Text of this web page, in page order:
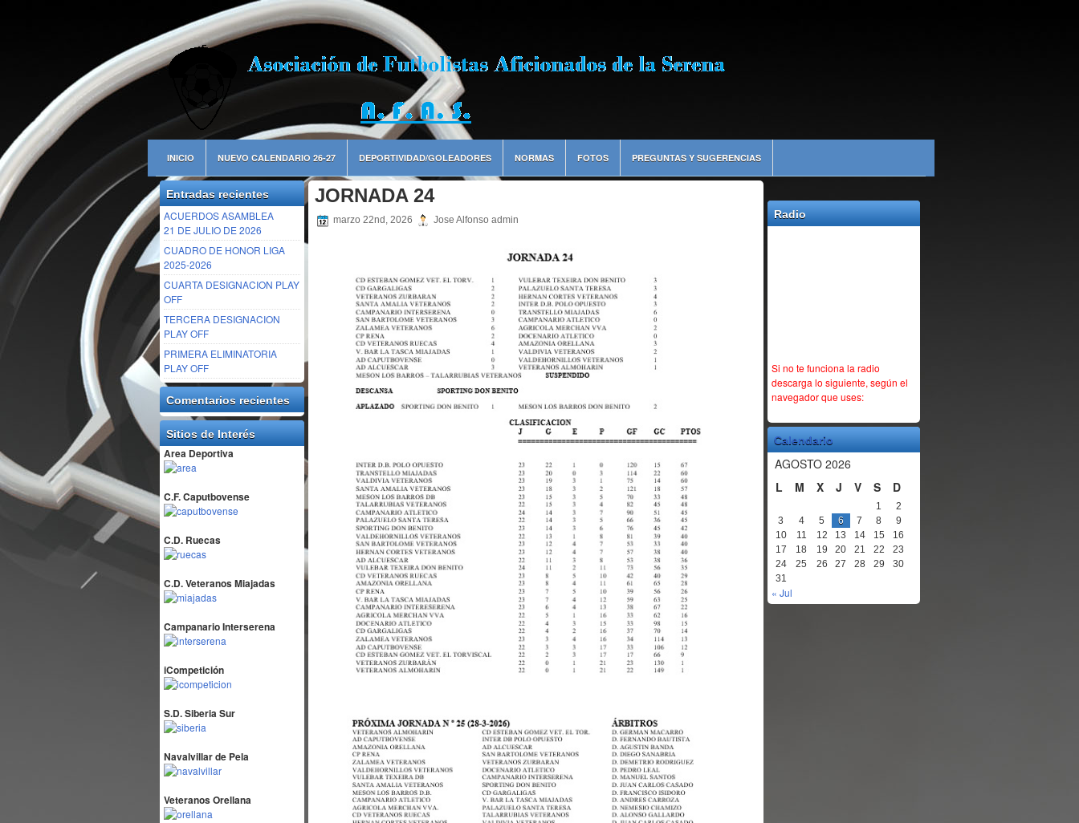
INICIO NUEVO CALENDARIO 26-27 DEPORTIVIDAD/GOLEADORES NORMAS FOTOS PREGUNTAS Y SUGERENCIAS
Entradas recientes
ACUERDOS ASAMBLEA
21 DE JULIO DE 2026
CUADRO DE HONOR LIGA
2025-2026
CUARTA DESIGNACION PLAY
OFF
TERCERA DESIGNACION
PLAY OFF
PRIMERA ELIMINATORIA
PLAY OFF
Comentarios recientes
Sitios de Interés
Area Deportiva
C.F. Caputbovense
C.D. Ruecas
C.D. Veteranos Miajadas
Campanario Interserena
iCompetición
S.D. Siberia Sur
Navalvillar de Pela
Veteranos Orellana
JORNADA 24
marzo 22nd, 2026 Jose Alfonso admin Radio
Si no te funciona la radio
descarga lo siguiente, según el
navegador que uses:
Calendario
AGOSTO 2026
L
M X J V S D
1
2
3
4 5 6 7 8
9
10
11 12 13 14 15
16
17
18 19 20 21 22
23
24
25 26 27 28 29
30
31
« Jul